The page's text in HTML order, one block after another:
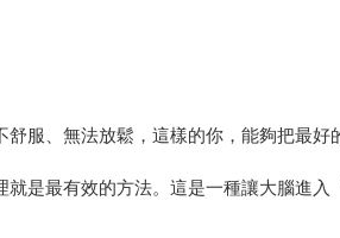
服、無法放鬆，這樣的你，能夠把最好
是最有效的方法。這是一種讓大腦進